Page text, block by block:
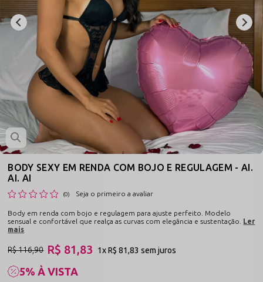
BODY SEXY EM RENDA COM BOJO E REGULAGEM - AI.
AI. AI
(0) Seja o primeiro a avaliar
Body em renda com bojo e regulagem para ajuste perfeito. Modelo
sensual e confortável que realça as curvas com elegância e sustentação.
Ler
mais
5% À VISTA
R$ 116,90 R$ 81,83 1xR$ 81,83sem juros